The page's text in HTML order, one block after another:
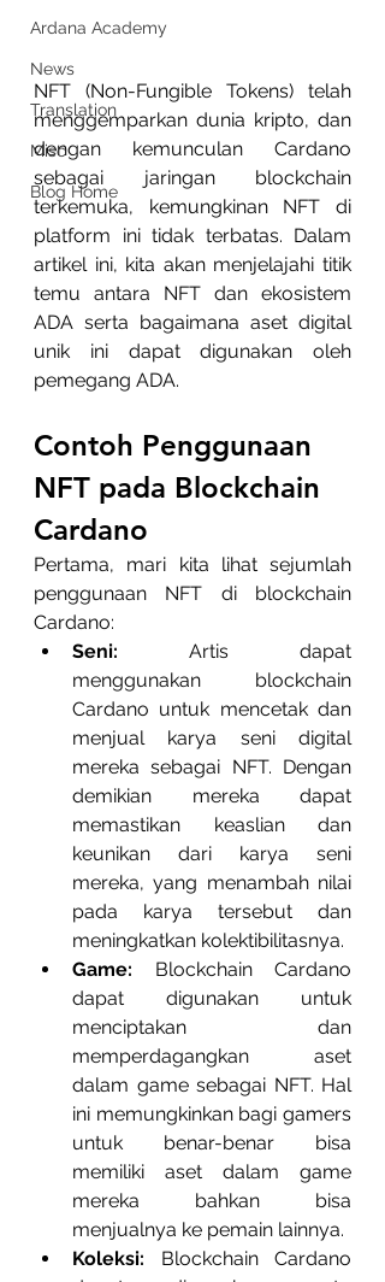
Ardana Academy
News
Translation
Misc
Blog Home
NFT (Non-Fungible Tokens) telah
menggemparkan dunia kripto, dan
dengan kemunculan Cardano
sebagai jaringan blockchain
terkemuka, kemungkinan NFT di
platform ini tidak terbatas. Dalam
artikel ini, kita akan menjelajahi titik
temu antara NFT dan ekosistem
ADA serta bagaimana aset digital
unik ini dapat digunakan oleh
pemegang ADA.
Contoh Penggunaan
NFT pada Blockchain
Cardano
Pertama, mari kita lihat sejumlah
penggunaan NFT di blockchain
Cardano:
Seni: Artis dapat
menggunakan blockchain
Cardano untuk mencetak dan
menjual karya seni digital
mereka sebagai NFT. Dengan
demikian mereka dapat
memastikan keaslian dan
keunikan dari karya seni
mereka, yang menambah nilai
pada karya tersebut dan
meningkatkan kolektibilitasnya.
Game: Blockchain Cardano
dapat digunakan untuk
menciptakan dan
memperdagangkan aset
dalam game sebagai NFT. Hal
ini memungkinkan bagi gamers
untuk benar-benar bisa
memiliki aset dalam game
mereka bahkan bisa
menjualnya ke pemain lainnya.
Koleksi: Blockchain Cardano